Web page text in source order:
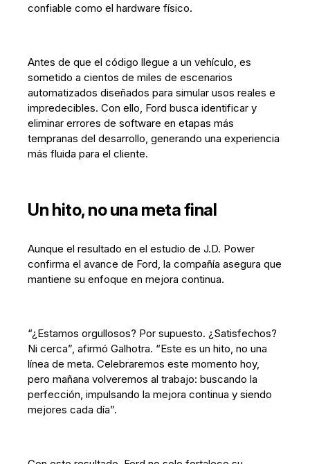
confiable como el hardware físico.
Antes de que el código llegue a un vehículo, es
sometido a cientos de miles de escenarios
automatizados diseñados para simular usos reales e
impredecibles. Con ello, Ford busca identificar y
eliminar errores de software en etapas más
tempranas del desarrollo, generando una experiencia
más fluida para el cliente.
Un hito, no una meta final
Aunque el resultado en el estudio de J.D. Power
confirma el avance de Ford, la compañía asegura que
mantiene su enfoque en mejora continua.
“¿Estamos orgullosos? Por supuesto. ¿Satisfechos?
Ni cerca”, afirmó Galhotra. “Este es un hito, no una
línea de meta. Celebraremos este momento hoy,
pero mañana volveremos al trabajo: buscando la
perfección, impulsando la mejora continua y siendo
mejores cada día”.